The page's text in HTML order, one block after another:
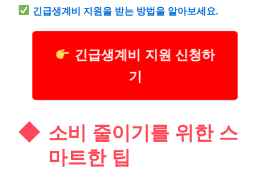
긴급생계비 지원을 받는 방법을 알아보세요.
긴급생계비 지원 신청하
기
소비 줄이기를 위한 스
마트한 팁